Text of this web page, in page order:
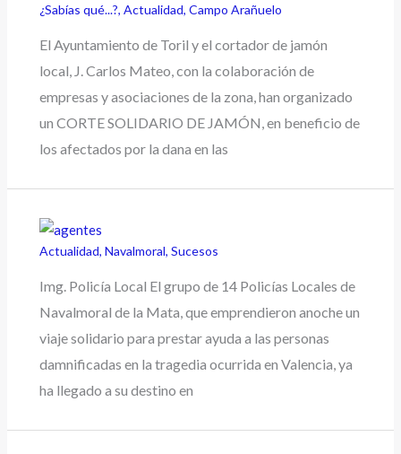
¿Sabías qué...?,Actualidad,Campo Arañuelo
El Ayuntamiento de Toril y el cortador de jamón
local, J. Carlos Mateo, con la colaboración de
empresas y asociaciones de la zona, han organizado
un CORTE SOLIDARIO DE JAMÓN, en beneficio de
los afectados por la dana en las
Actualidad,Navalmoral,Sucesos
Img. Policía Local El grupo de 14 Policías Locales de
Navalmoral de la Mata, que emprendieron anoche un
viaje solidario para prestar ayuda a las personas
damnificadas en la tragedia ocurrida en Valencia, ya
ha llegado a su destino en